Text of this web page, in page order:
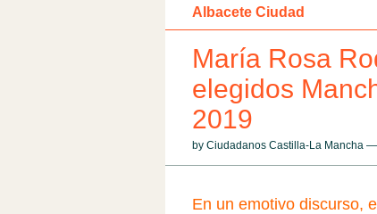
Albacete Ciudad
María Rosa
elegidos
2019
by Ciudadanos Castilla-La Mancha
En un emotivo discurso,